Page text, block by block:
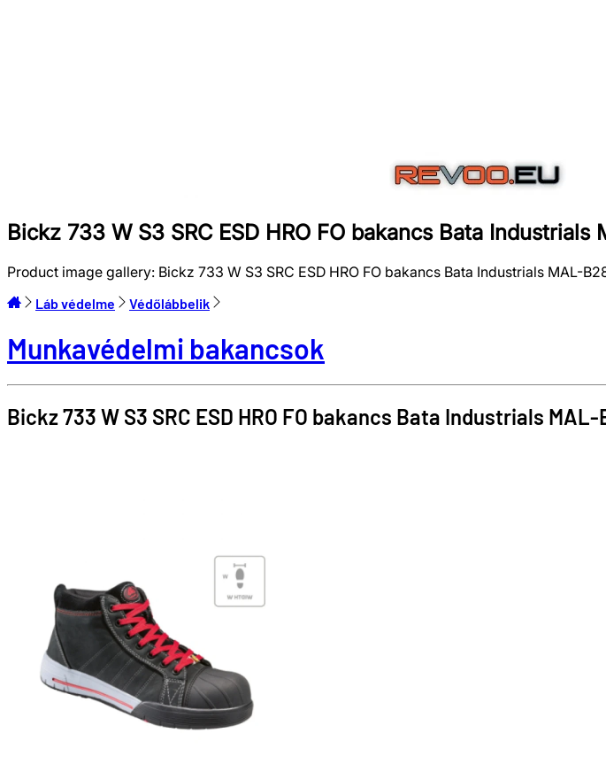
Bickz 733 W S3 SRC ESD HRO FO bakancs Bata Industrials
Product image gallery: Bickz 733 W S3 SRC ESD HRO FO bakancs Bata Industrials MAL-
Láb védelme Védőlábbelik
Munkavédelmi bakancsok
Bickz 733 W S3 SRC ESD HRO FO bakancs Bata Industrials MAL-